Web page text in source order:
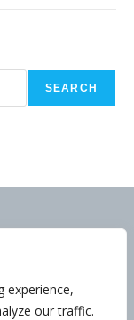
experience,
our traffic.
SEARCH